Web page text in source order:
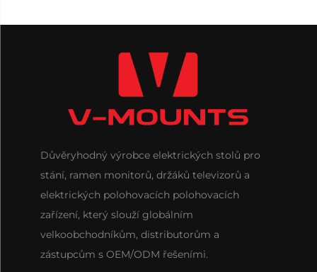
Důvěryhodný výrobce elektrických stolů pro
stání, ramen monitorů, držáků televizorů a
elektrických polohovacích polohovacích
zařízení, který slouží globálním
velkoobchodníkům, distributorům a
zástupcům s OEM/ODM řešeními.